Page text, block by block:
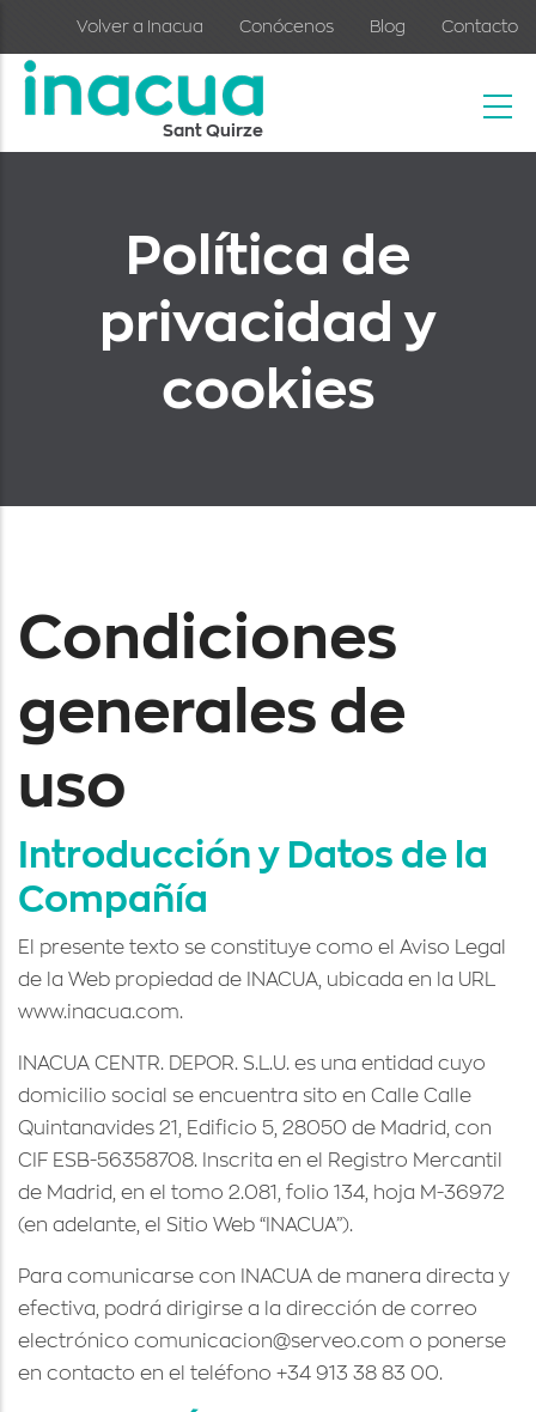
Skip to main content
Volver a Inacua Conócenos Blog Contacto
Sant Quirze
Política de
privacidad y
cookies
Condiciones
generales de
uso
Introducción y Datos de la
Compañía
El presente texto se constituye como el Aviso Legal
de la Web propiedad de INACUA, ubicada en la URL
www.inacua.com.
INACUA CENTR. DEPOR. S.L.U. es una entidad cuyo
domicilio social se encuentra sito en Calle Calle
Quintanavides 21, Edificio 5, 28050 de Madrid, con
CIF ESB-56358708. Inscrita en el Registro Mercantil
de Madrid, en el tomo 2.081, folio 134, hoja M-36972
(en adelante, el Sitio Web “INACUA”).
Para comunicarse con INACUA de manera directa y
efectiva, podrá dirigirse a la dirección de correo
electrónico comunicacion@serveo.com o ponerse
en contacto en el teléfono +34 913 38 83 00.